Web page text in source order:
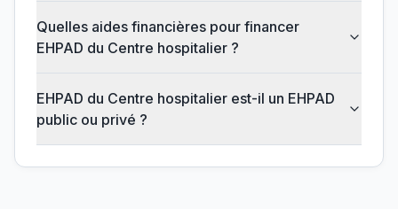
Quelles aides financières pour financer
EHPAD du Centre hospitalier ?
EHPAD du Centre hospitalier est-il un EHPAD
public ou privé ?